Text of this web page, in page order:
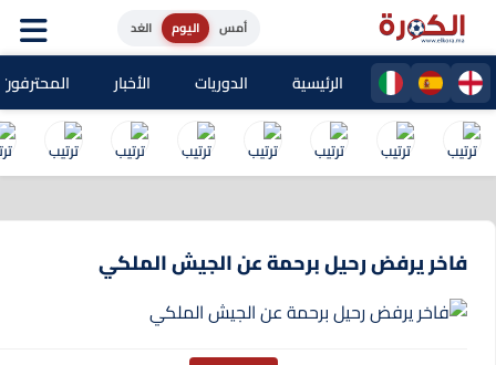
اليوم الغد
الرئيسية الدوريات الأخبار المحترفون
فاخر يرفض رحيل برحمة عن الجيش الملكي